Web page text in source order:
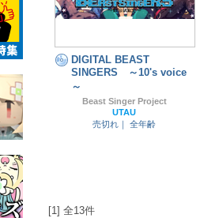
DIGITAL BEAST
SINGERS ～10's voice
～
Beast Singer Project
UTAU
売切れ｜
全年齢
[1] 全13件